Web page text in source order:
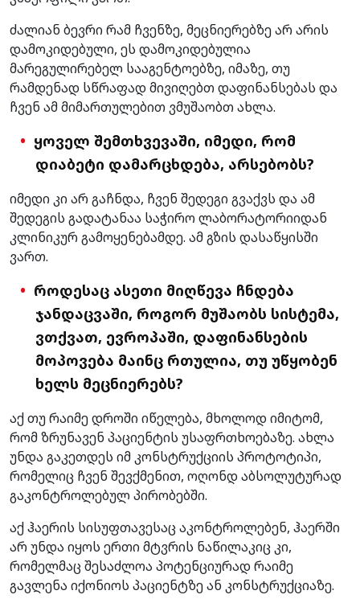
ძალიან ბევრი რამ ჩვენზე, მეცნიერებზე არ არის
დამოკიდებული, ეს დამოკიდებულია
მარეგულირებელ სააგენტოებზე, იმაზე, თუ
რამდენად სწრაფად მივიღებთ დაფინანსებას და
ჩვენ ამ მიმართულებით ვმუშაობთ ახლა.
ყოველ შემთხვევაში, იმედი, რომ
დიაბეტი დამარცხდება, არსებობს?
იმედი კი არ გაჩნდა, ჩვენ შედეგი გვაქვს და ამ
შედეგის გადატანაა საჭირო ლაბორატორიიდან
კლინიკურ გამოყენებამდე. ამ გზის დასაწყისში
ვართ.
როდესაც ასეთი მიღწევა ჩნდება
ჯანდაცვაში, როგორ მუშაობს სისტემა,
ვთქვათ, ევროპაში, დაფინანსების
მოპოვება მაინც რთულია, თუ უწყობენ
ხელს მეცნიერებს?
აქ თუ რაიმე დროში იწელება, მხოლოდ იმიტომ,
რომ ზრუნავენ პაციენტის უსაფრთხოებაზე. ახლა
უნდა გაკეთდეს იმ კონსტრუქციის პროტოტიპი,
რომელიც ჩვენ შევქმენით, ოღონდ აბსოლუტურად
გაკონტროლებულ პირობებში.
აქ ჰაერის სისუფთავესაც აკონტროლებენ, ჰაერში
არ უნდა იყოს ერთი მტვრის ნაწილაკიც კი,
რომელმაც შესაძლოა პოტენციურად რაიმე
გავლენა იქონიოს პაციენტზე ან კონსტრუქციაზე.